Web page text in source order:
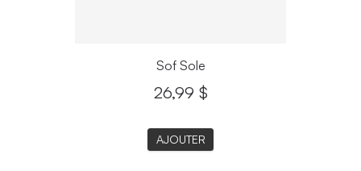
Sof Sole
26,99 $
AJOUTER